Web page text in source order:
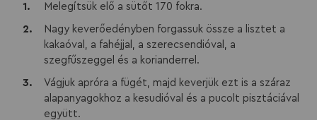
Melegítsük elő a sütőt 170 fokra.
Nagy keverőedényben forgassuk össze a lisztet a
kakaóval, a fahéjjal, a szerecsendióval, a
szegfűszeggel és a korianderrel.
Vágjuk apróra a fügét, majd keverjük ezt is a száraz
alapanyagokhoz a kesudióval és a pucolt pisztáciával
együtt.